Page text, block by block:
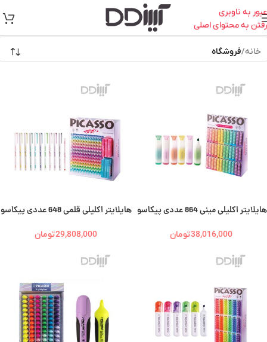
عبور به ناوبری
رفتن به محتوای اصلی
خانه/فروشگاه
هایلایتر اکلیلی مینی 864 عددی پیکاسو
38,016,000تومان
هایلایتر اکلیلی قلمی 648 عددی پیکاسو
29,808,000تومان